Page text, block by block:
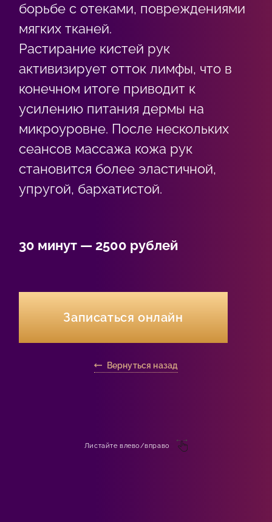
борьбе с отеками, повреждениями
мягких тканей.
Растирание кистей рук
активизирует отток лимфы, что в
конечном итоге приводит к
усилению питания дермы на
микроуровне. После нескольких
сеансов массажа кожа рук
становится более эластичной,
упругой, бархатистой.
30 минут — 2500 рублей
Записаться онлайн
Вернуться назад
Листайте влево/вправо